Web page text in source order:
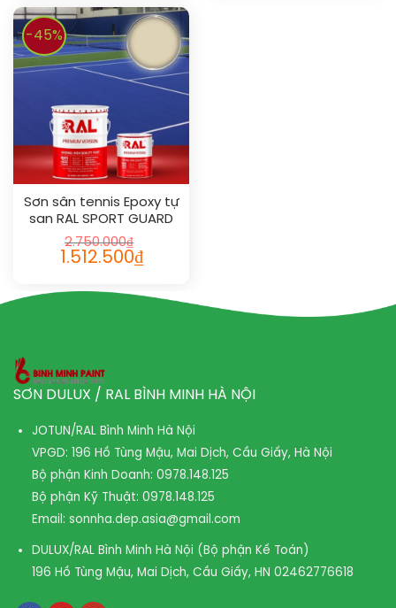
-45%
Sơn sân tennis Epoxy tự
san RAL SPORT GUARD
SL 1015
2.750.000₫
1.512.500₫
SƠN DULUX / RAL BÌNH MINH HÀ NỘI
JOTUN/RAL Bình Minh Hà Nội
VPGD: 196 Hồ Tùng Mậu, Mai Dịch, Cầu Giấy, Hà Nội
Bộ phận Kinh Doanh: 0978.148.125
Bộ phận Kỹ Thuật: 0978.148.125
Email: sonnha.dep.asia@gmail.com
DULUX/RAL Bình Minh Hà Nội (Bộ phận Kế Toán)
196 Hồ Tùng Mậu, Mai Dịch, Cầu Giấy, HN 02462776618